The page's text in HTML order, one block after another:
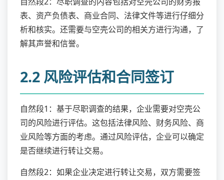
表、资产负债表、商业合同、法律文件等进行仔细分
析和核实。还需要与空壳公司的相关方进行沟通，了
解其声誉和信誉。
2.2 风险评估和合同签订
自然段1：基于尽职调查的结果，企业需要对空壳公
司的风险进行评估。这包括法律风险、财务风险、商
业风险等方面的考虑。通过风险评估，企业可以确定
是否继续进行转让交易。
自然段2：如果企业决定进行转让交易，双方需要签